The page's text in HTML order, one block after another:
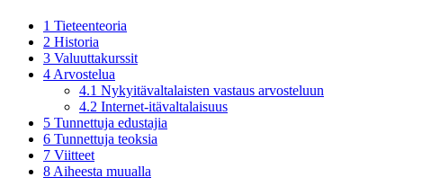
1 Tieteenteoria
2 Historia
3 Valuuttakurssit
4 Arvostelua
4.1 Nykyitävaltalaisten vastaus arvosteluun
4.2 Internet-itävaltalaisuus
5 Tunnettuja edustajia
6 Tunnettuja teoksia
7 Viitteet
8 Aiheesta muualla